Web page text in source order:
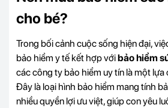
cho bé?
Trong bối cảnh cuộc sống hiện đại,
bảo hiểm y tế kết hợp vớibảo hiểm
các công ty bảo hiểm uy tín là một lựa
Đây là loại hình bảo hiểm mang tính
nhiều quyền lợi ưu việt, giúp con yêu